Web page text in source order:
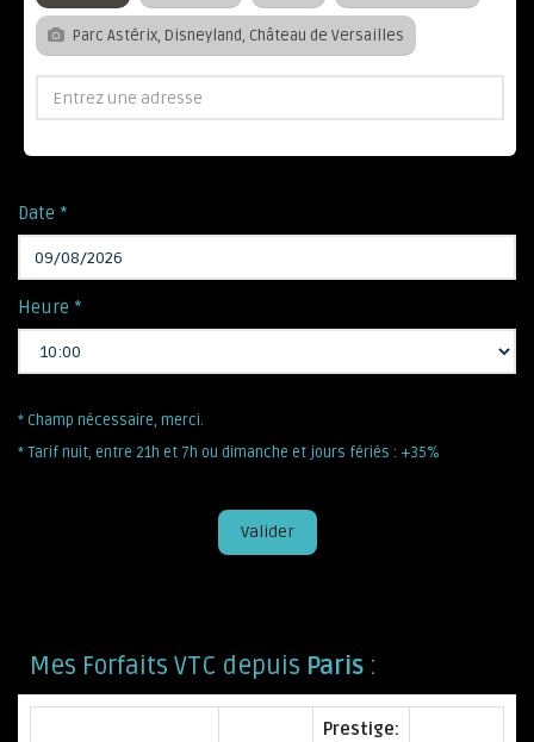
Parc Astérix, Disneyland, Château de Versailles
Date *
Heure *
* Champ nécessaire, merci.
* Tarif nuit, entre 21h et 7h ou dimanche et jours fériés : +35%
Valider
Mes Forfaits VTC depuis Paris :
Prestige: